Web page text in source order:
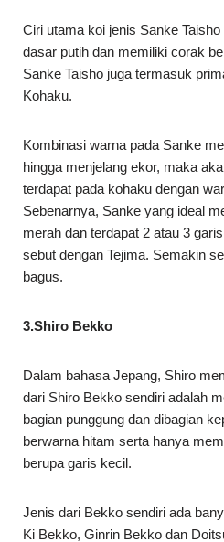
Ciri utama koi jenis Sanke
dasar putih dan memiliki corak
Sanke Taisho juga termasuk
Kohaku.
Kombinasi warna pada Sanke
hingga menjelang ekor, maka
terdapat pada kohaku dengan
Sebenarnya, Sanke yang ideal
merah dan terdapat 2 atau 3
sebut dengan Tejima. Semakin
bagus.
3.Shiro Bekko
Dalam bahasa Jepang, Shiro
dari Shiro Bekko sendiri adalah
bagian punggung dan dibagian
berwarna hitam serta hanya
berupa garis kecil.
Jenis dari Bekko sendiri ada
Ki Bekko, Ginrin Bekko dan